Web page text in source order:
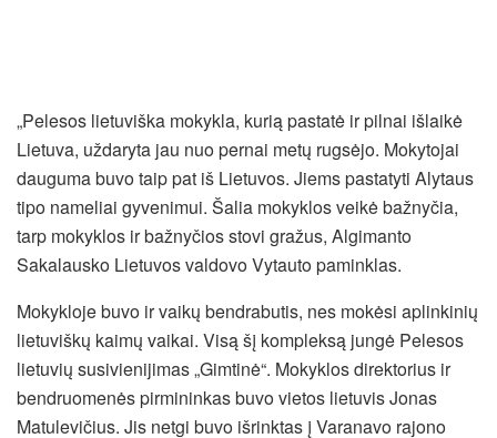
„Pelesos lietuviška mokykla, kurią pastatė ir pilnai išlaikė
Lietuva, uždaryta jau nuo pernai metų rugsėjo. Mokytojai
dauguma buvo taip pat iš Lietuvos. Jiems pastatyti Alytaus
tipo nameliai gyvenimui. Šalia mokyklos veikė bažnyčia,
tarp mokyklos ir bažnyčios stovi gražus, Algimanto
Sakalausko Lietuvos valdovo Vytauto paminklas.
Mokykloje buvo ir vaikų bendrabutis, nes mokėsi aplinkinių
lietuviškų kaimų vaikai. Visą šį kompleksą jungė Pelesos
lietuvių susivienijimas „Gimtinė“. Mokyklos direktorius ir
bendruomenės pirmininkas buvo vietos lietuvis Jonas
Matulevičius. Jis netgi buvo išrinktas į Varanavo rajono